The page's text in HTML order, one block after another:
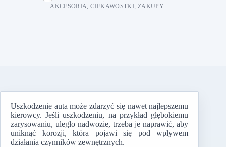
AKCESORIA,CIEKAWOSTKI, ZAKUPY
Uszkodzenie auta może zdarzyć się nawet najlepszemu
kierowcy. Jeśli uszkodzeniu, na przykład głębokiemu
zarysowaniu, uległo nadwozie, trzeba je naprawić, aby
uniknąć korozji, która pojawi się pod wpływem
działania czynników zewnętrznych.